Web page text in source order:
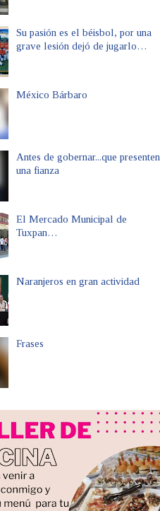
Su pasión es el béisbol, por una
grave lesión dejó de jugarlo…
México Bárbaro
Antes de gobernar...que presenten
una fianza
El Mercado Municipal de
Tuxpan…
Naranjeros en gran actividad
Frases